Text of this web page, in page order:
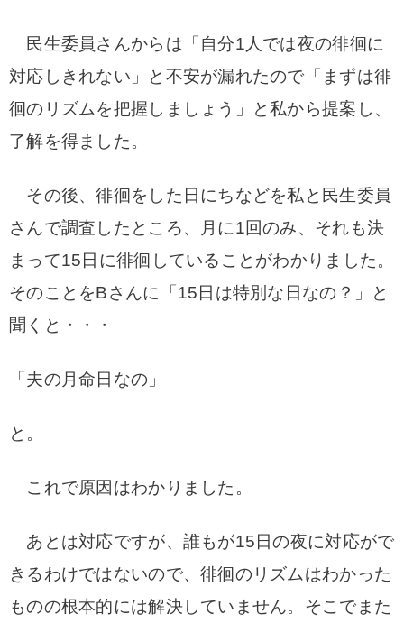
民生委員さんからは「自分1人では夜の徘徊に
対応しきれない」と不安が漏れたので「まずは徘
徊のリズムを把握しましょう」と私から提案し、
了解を得ました。
その後、徘徊をした日にちなどを私と民生委員
さんで調査したところ、月に1回のみ、それも決
まって15日に徘徊していることがわかりました。
そのことをBさんに「15日は特別な日なの？」と
聞くと・・・
「夫の月命日なの」
と。
これで原因はわかりました。
あとは対応ですが、誰もが15日の夜に対応がで
きるわけではないので、徘徊のリズムはわかった
ものの根本的には解決していません。 そこでまた